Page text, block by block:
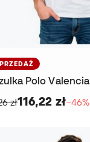
zł116,22 zł−46%